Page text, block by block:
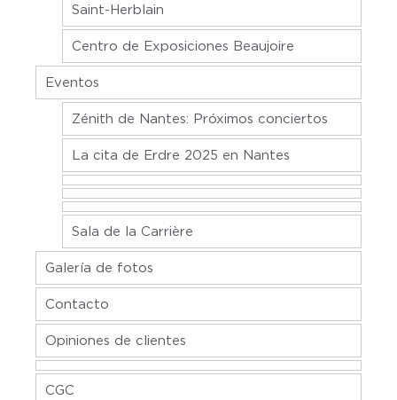
Saint-Herblain
Centro de Exposiciones Beaujoire
Eventos
Zénith de Nantes: Próximos conciertos
La cita de Erdre 2025 en Nantes
Sala de la Carrière
Galería de fotos
Contacto
Opiniones de clientes
CGC